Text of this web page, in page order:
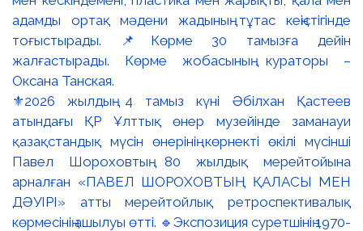
⚜️2026 жылдың 4 тамыз күні Әбілхан Қастеев
атындағы ҚР Ұлттық өнер музейінде заманауи
қазақстандық мүсін өнерінің көрнекті өкілі мүсінші
Павел Шороховтың 80 жылдық мерейтойына
арналған «ПАВЕЛ ШОРОХОВТЫҢ ҚАЛАСЫ МЕН
ДӘУІРІ» атты мерейтойлық ретроспективалық
көрмесінің ашылуы өтті. 🔹Экспозиция суретшінің 1970-